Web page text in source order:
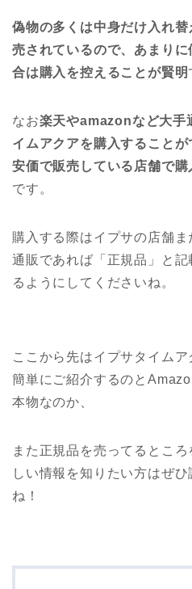
偽物の多くは中身だけ入れ
売されているので、あまり
合は購入を控えることが賢明
なお楽天やamazonなど大手
イムアクアを購入すること
安価で販売している店舗で
です。
購入する際はイプサの店舗ま
通販であれば「正規品」と
るようにしてくださいね。
ここから先はイプサタイム
簡単にご紹介するのと
本物なのか、
また正規品を売ってるとこ
しい情報を知りたい方はぜ
ね！